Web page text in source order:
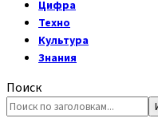
Цифра
Техно
Культура
Знания
Поиск